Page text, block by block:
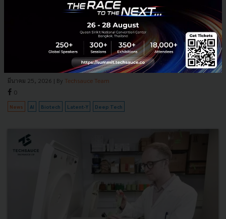
Latent Labs เปิดตัว ‘Latent-Y’ AI Agent ออกแบบยา
รู้จัก Latent-Y เอไอเอเจนท์ใหม่ล่าสุดจาก Latent Labs ที่สามารถ
ออกแบบแอนติบอดีได้อัตโนมัติ ช่วยลดเวลาวิจัยจากหลายสัปดาห์เหลือ
เพียงไม่กี่ชั่วโมง ทำงานสเกลใหญ่ได้ พิสูจน์ผลลัพธ์แล้วใน...
มีนาคม 25, 2026 | By Techsauce Team
0
News AI Biotech Latent-Y Deep Tech